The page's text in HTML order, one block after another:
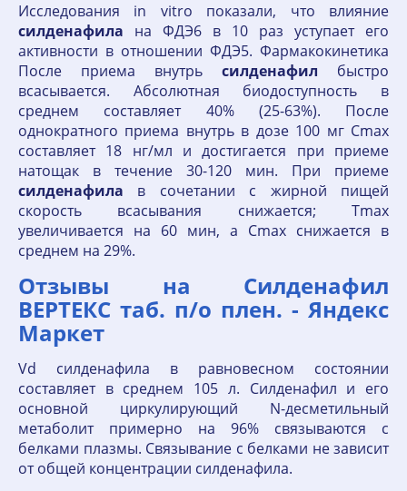
Исследования in vitro показали, что влияние
силденафила на ФДЭ6 в 10 раз уступает его
активности в отношении ФДЭ5. Фармакокинетика
После приема внутрь силденафил быстро
всасывается. Абсолютная биодоступность в
среднем составляет 40% (25-63%). После
однократного приема внутрь в дозе 100 мг Cmax
составляет 18 нг/мл и достигается при приеме
натощак в течение 30-120 мин. При приеме
силденафила в сочетании с жирной пищей
скорость всасывания снижается; Тmax
увеличивается на 60 мин, а Cmax снижается в
среднем на 29%.
Отзывы на Силденафил
ВЕРТЕКС таб. п/о плен. - Яндекс
Маркет
Vd силденафила в равновесном состоянии
составляет в среднем 105 л. Силденафил и его
основной циркулирующий N-десметильный
метаболит примерно на 96% связываются с
белками плазмы. Связывание с белками не зависит
от общей концентрации силденафила.